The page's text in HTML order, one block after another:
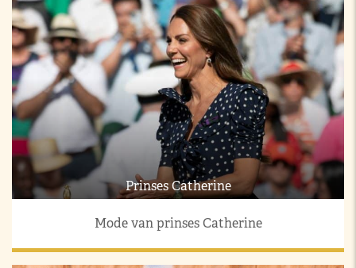
Prinses Catherine
Mode van prinses Catherine